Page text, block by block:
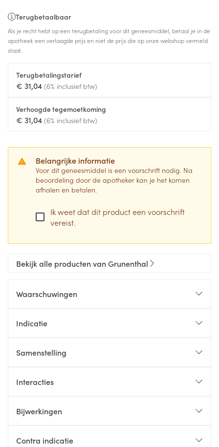
Terugbetaalbaar
Als je recht hebt op een terugbetaling voor dit geneesmiddel, betaal je in de
apotheek een verlaagde prijs en niet de prijs die op onze webshop vermeld
staat.
Terugbetalingstarief
€ 31,04 (6% inclusief btw)
Verhoogde tegemoetkoming
€ 31,04 (6% inclusief btw)
Belangrijke informatie
Voor dit geneesmiddel is een voorschrift nodig. Na
beoordeling door de apotheker kan je het komen
afhalen en betalen.
Ik weet dat dit product een voorschrift
vereist.
Bekijk alle producten van Grunenthal
Waarschuwingen
Indicatie
Samenstelling
Interacties
Bijwerkingen
Contra indicatie